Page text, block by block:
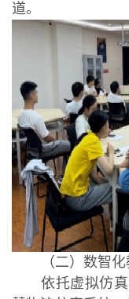
道。
（二）数智
依托虚拟仿